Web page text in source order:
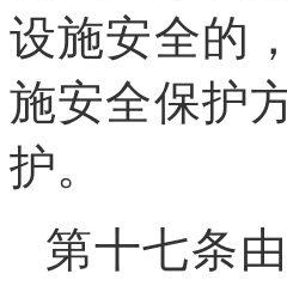
设施安全的
施安全保护
护。
第十七条